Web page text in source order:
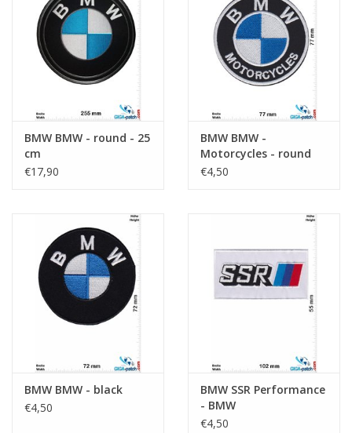
Sleutelhanger
BMW BMW - round - 25
cm
€17,90
BMW BMW -
Motorcycles - round
€4,50
BMW BMW - black
€4,50
BMW SSR Performance
- BMW
€4,50